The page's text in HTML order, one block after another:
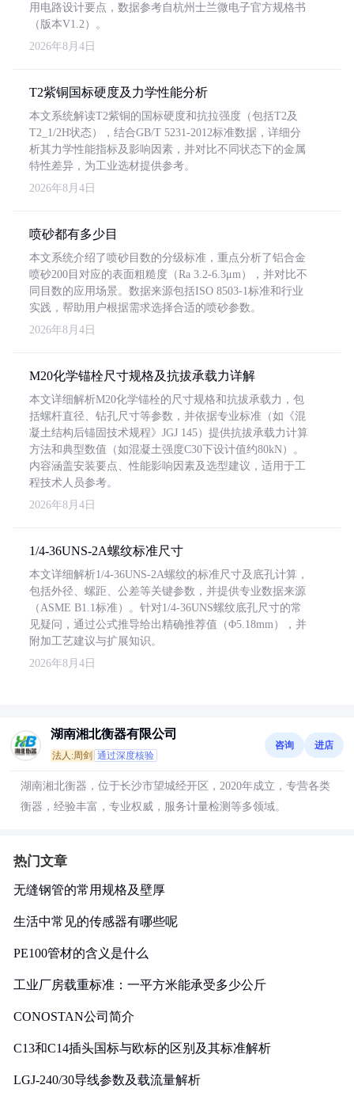
用电路设计要点，数据参考自杭州士兰微电子官方规格书
（版本V1.2）。
2026年8月4日
T2紫铜国标硬度及力学性能分析
本文系统解读T2紫铜的国标硬度和抗拉强度（包括T2及
T2_1/2H状态），结合GB/T 5231-2012标准数据，详细分
析其力学性能指标及影响因素，并对比不同状态下的金属
特性差异，为工业选材提供参考。
2026年8月4日
喷砂都有多少目
本文系统介绍了喷砂目数的分级标准，重点分析了铝合金
喷砂200目对应的表面粗糙度（Ra 3.2-6.3μm），并对比不
同目数的应用场景。数据来源包括ISO 8503-1标准和行业
实践，帮助用户根据需求选择合适的喷砂参数。
2026年8月4日
M20化学锚栓尺寸规格及抗拔承载力详解
本文详细解析M20化学锚栓的尺寸规格和抗拔承载力，包
括螺杆直径、钻孔尺寸等参数，并依据专业标准（如《混
凝土结构后锚固技术规程》JGJ 145）提供抗拔承载力计算
方法和典型数值（如混凝土强度C30下设计值约80kN）。
内容涵盖安装要点、性能影响因素及选型建议，适用于工
程技术人员参考。
2026年8月4日
1/4-36UNS-2A螺纹标准尺寸
本文详细解析1/4-36UNS-2A螺纹的标准尺寸及底孔计算，
包括外径、螺距、公差等关键参数，并提供专业数据来源
（ASME B1.1标准）。针对1/4-36UNS螺纹底孔尺寸的常
见疑问，通过公式推导给出精确推荐值（Φ5.18mm），并
附加工艺建议与扩展知识。
2026年8月4日
湖南湘北衡器有限公司
法人:周剑 通过深度核验
咨询 进店
湖南湘北衡器，位于长沙市望城经开区，2020年成立，专营各类
衡器，经验丰富，专业权威，服务计量检测等多领域。
热门文章
无缝钢管的常用规格及壁厚
生活中常见的传感器有哪些呢
PE100管材的含义是什么
工业厂房载重标准：一平方米能承受多少公斤
CONOSTAN公司简介
C13和C14插头国标与欧标的区别及其标准解析
LGJ-240/30导线参数及载流量解析